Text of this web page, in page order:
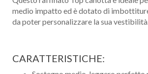
medio impatto ed è dotato di
da poter personalizzare la sua vestibilità.
CARATTERISTICHE: